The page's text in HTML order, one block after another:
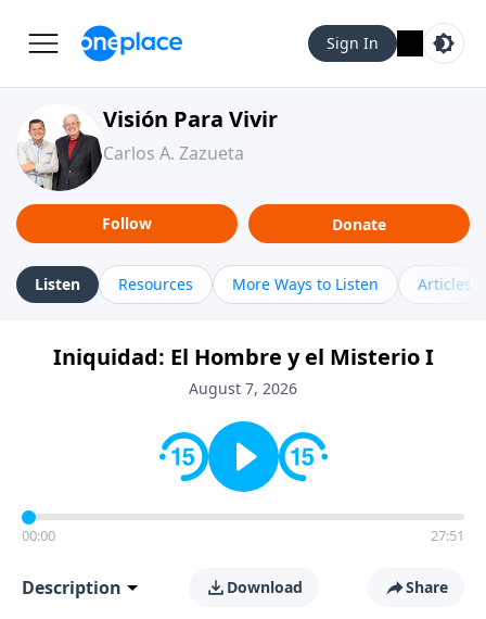
Sign In
Visión Para Vivir
Carlos A. Zazueta
Follow Donate
Listen Resources More Ways to Listen Articles
Iniquidad: El Hombre y el Misterio I
August 7, 2026
00:00 27:51
Description Download Share